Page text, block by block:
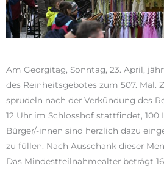
Am Georgitag, Sonntag, 23. April,
des Reinheitsgebotes zum 507. Mal.
sprudeln nach der Verkündung des
12 Uhr im Schlosshof stattfindet, 100
Bürger/-innen sind herzlich dazu
zu füllen. Nach Ausschank dieser
Das Mindestteilnahmealter beträgt 16